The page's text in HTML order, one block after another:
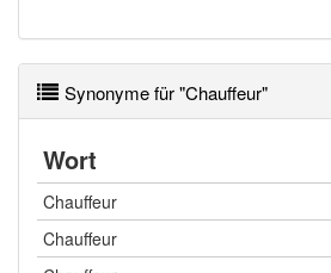
Synonyme für "Chauffeur"
Wort
Chauffeur
Chauffeur